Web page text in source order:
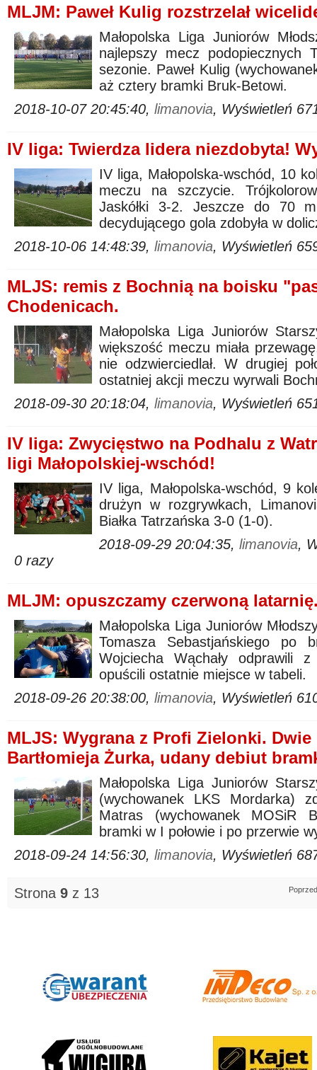
MLJM: Paweł Kulig rozstrzelał
Małopolska Liga Juniorów
najlepszy mecz podopiecznych
sezonie. Paweł Kulig
aż cztery bramki Bruk-Betowi.
2018-10-07 20:45:40, limanovia, Wyświetleń
IV liga: Twierdza lidera niezdobyta!
IV liga, Małopolska-wschód, 10
meczu na szczycie.
Jaskółki 3-2. Jeszcze do 70
decydującego gola zdobyła w
2018-10-06 14:48:39, limanovia, Wyświetleń
MLJS: remis z Bochnią na boisku
Chodenicach.
Małopolska Liga Juniorów
większość meczu miała
nie odzwierciedlał. W drugiej
ostatniej akcji meczu wyrwali
2018-09-30 20:18:04, limanovia, Wyświetleń
IV liga: Zwycięstwo na Podhalu z
ligi Małopolskiej-wschód!
IV liga, Małopolska-wschód, 9
drużyn w rozgrywkach,
Białka Tatrzańska 3-0 (1-0).
2018-09-29 20:04:35, limanovia,
0 razy
MLJM: opuszczamy czerwoną
Małopolska Liga Juniorów
Tomasza Sebastjańskiego po
Wojciecha Wąchały odprawili
opuścili ostatnie miejsce w tabeli.
2018-09-26 20:38:00, limanovia, Wyświetleń
MLJS: Wygrana z Profi Zielonki. Dwie
Bartłomieja Żurka, udany debiut
Małopolska Liga Juniorów
(wychowanek LKS Mordarka)
Matras (wychowanek MOSiR
bramki w I połowie i po przerwie
2018-09-24 14:56:30, limanovia, Wyświetleń
Strona 9 z 13